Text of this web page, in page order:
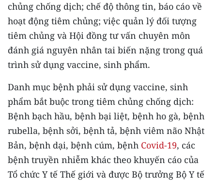
Duyên hải Nam Trung Bộ và Tây
Nguyên
Đông Nam Bộ
Đồng bằng sông Cửu Long
Chuyên trang Hà Nội
Chuyên trang TP. Hồ Chí Minh
CHUYÊN ĐỀ
CÁC CHUYÊN TRANG
chủng chống dịch; chế độ thông tin, báo cáo về
hoạt động tiêm chủng; việc quản lý đối tượng
tiêm chủng và Hội đồng tư vấn chuyên môn
đánh giá nguyên nhân tai biến nặng trong quá
trình sử dụng vaccine, sinh phẩm.
Danh mục bệnh phải sử dụng vaccine, sinh
phẩm bắt buộc trong tiêm chủng chống dịch:
Bệnh bạch hầu, bệnh bại liệt, bệnh ho gà, bệnh
rubella, bệnh sởi, bệnh tả, bệnh viêm não Nhật
Bản, bệnh dại, bệnh cúm, bệnh Covid-19, các
bệnh truyền nhiễm khác theo khuyến cáo của
Tổ chức Y tế Thế giới và được Bộ trưởng Bộ Y tế